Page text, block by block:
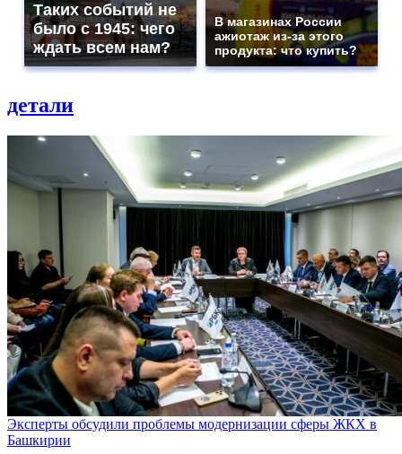
Таких событий не
было с 1945: чего
ждать всем нам?
В магазинах России
ажиотаж из-за этого
продукта: что купить?
детали
Эксперты обсудили проблемы модернизации сферы ЖКХ в
Башкирии